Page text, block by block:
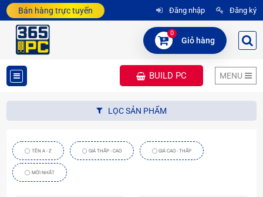
Bán hàng trực tuyến Đăng nhập Đăng ký
0
Giỏ hàng
MỤC
SẢN
PHẨM
MENU
BUILD PC
LỌC SẢN PHẨM
TÊN A - Z GIÁ THẤP - CAO GIÁ CAO - THẤP
MỚI NHẤT